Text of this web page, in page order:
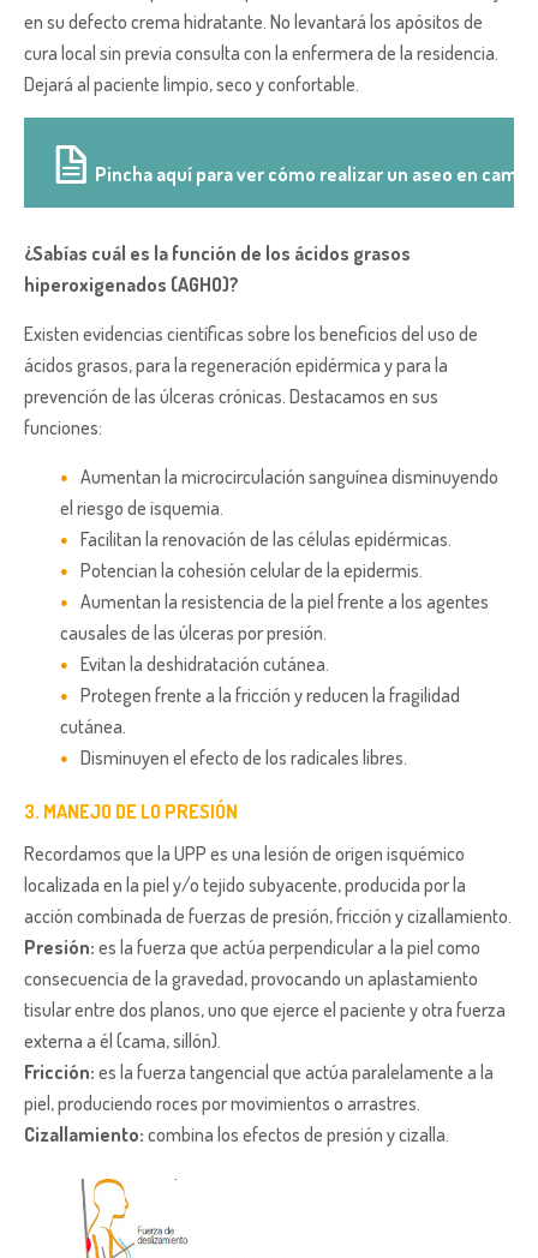
en su defecto crema hidratante. No levantará los apósitos de
cura local sin previa consulta con la enfermera de la residencia.
Dejará al paciente limpio, seco y confortable.
Pincha aquí para ver cómo realizar un aseo en cama
¿Sabías cuál es la función de los ácidos grasos
hiperoxigenados (AGHO)?
Existen evidencias científicas sobre los beneficios del uso de
ácidos grasos, para la regeneración epidérmica y para la
prevención de las úlceras crónicas. Destacamos en sus
funciones:
Aumentan la microcirculación sanguínea disminuyendo
el riesgo de isquemia.
Facilitan la renovación de las células epidérmicas.
Potencian la cohesión celular de la epidermis.
Aumentan la resistencia de la piel frente a los agentes
causales de las úlceras por presión.
Evitan la deshidratación cutánea.
Protegen frente a la fricción y reducen la fragilidad
cutánea.
Disminuyen el efecto de los radicales libres.
3. MANEJO DE LO PRESIÓN
Recordamos que la UPP es una lesión de origen isquémico
localizada en la piel y/o tejido subyacente, producida por la
acción combinada de fuerzas de presión, fricción y cizallamiento.
Presión: es la fuerza que actúa perpendicular a la piel como
consecuencia de la gravedad, provocando un aplastamiento
tisular entre dos planos, uno que ejerce el paciente y otra fuerza
externa a él (cama, sillón).
Fricción: es la fuerza tangencial que actúa paralelamente a la
piel, produciendo roces por movimientos o arrastres.
Cizallamiento: combina los efectos de presión y cizalla.